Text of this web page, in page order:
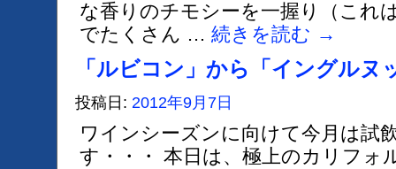
な香りのチモシーを一握り（これ
でたくさん … 続きを読む →
「ルビコン」から「イングルヌ
投稿日: 2012年9月7日
ワインシーズンに向けて今月は試
す・・・ 本日は、極上のカリフォ